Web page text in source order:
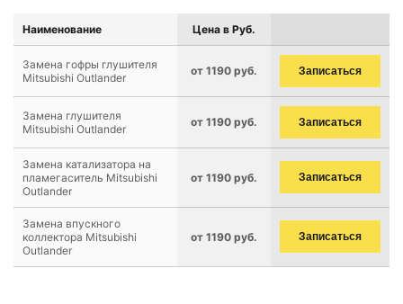
Наименование Цена в Руб.
Замена гофры глушителя
Mitsubishi Outlander
от 1190 руб. Записаться
Замена глушителя
Mitsubishi Outlander
от 1190 руб. Записаться
Замена катализатора на
пламегаситель Mitsubishi
Outlander
от 1190 руб. Записаться
Замена впускного
коллектора Mitsubishi
Outlander
от 1190 руб. Записаться